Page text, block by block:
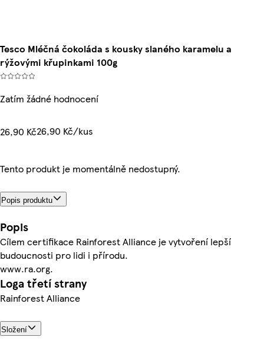
Tesco Mléčná čokoláda s kousky slaného karamelu a
rýžovými křupinkami 100g
Zatím žádné hodnocení
26,90 Kč26,90 Kč/kus
Tento produkt je momentálně nedostupný.
Popis produktu
Popis
Cílem certifikace Rainforest Alliance je vytvoření lepší
budoucnosti pro lidi i přírodu.
www.ra.org.
Loga třetí strany
Rainforest Alliance
Složení